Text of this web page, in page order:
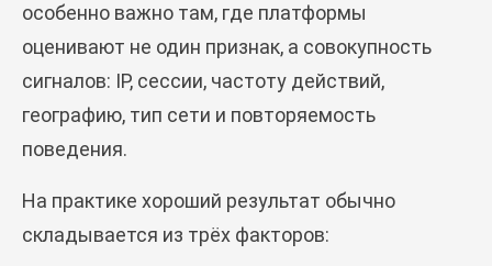
особенно важно там, где платформы
оценивают не один признак, а совокупность
сигналов: IP, сессии, частоту действий,
географию, тип сети и повторяемость
поведения.
На практике хороший результат обычно
складывается из трёх факторов: